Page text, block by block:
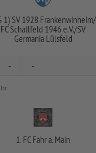
1) SV 1928 Frankenwinheim/
FC Schallfeld 1946 e.V./SV
Germania Lülsfeld
- -
1. FC Fahr a. Main